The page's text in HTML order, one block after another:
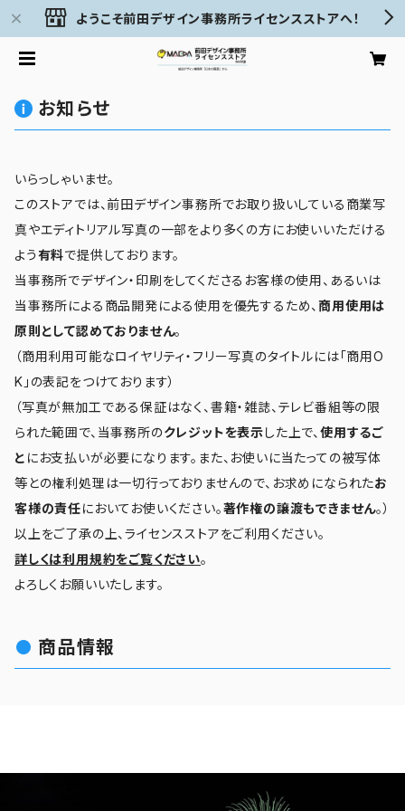
ようこそ前田デザイン事務所ライセンスストアへ！
お知らせ
いらっしゃいませ。
このストアでは、前田デザイン事務所でお取り扱いしている商業写
真やエディトリアル写真の一部をより多くの方にお使いいただける
よう有料で提供しております。
当事務所でデザイン・印刷をしてくださるお客様の使用、あるいは
当事務所による商品開発による使用を優先するため、商用使用は
原則として認めておりません。
（商用利用可能なロイヤリティ・フリー写真のタイトルには「商用O
K」の表記をつけております）
（写真が無加工である保証はなく、書籍・雑誌、テレビ番組等の限
られた範囲で、当事務所のクレジットを表示した上で、使用するご
と にお支払いが必要になります。また、お使いに当たっての被写体
等との権利処理は一切行っておりませんので、お求めになられたお
客様の責任においてお使いください。著作権の譲渡もできません。）
以上をご了承の上、ライセンスストアをご利用ください。
詳しくは利用規約をご覧ください。
よろしくお願いいたします。
商品情報